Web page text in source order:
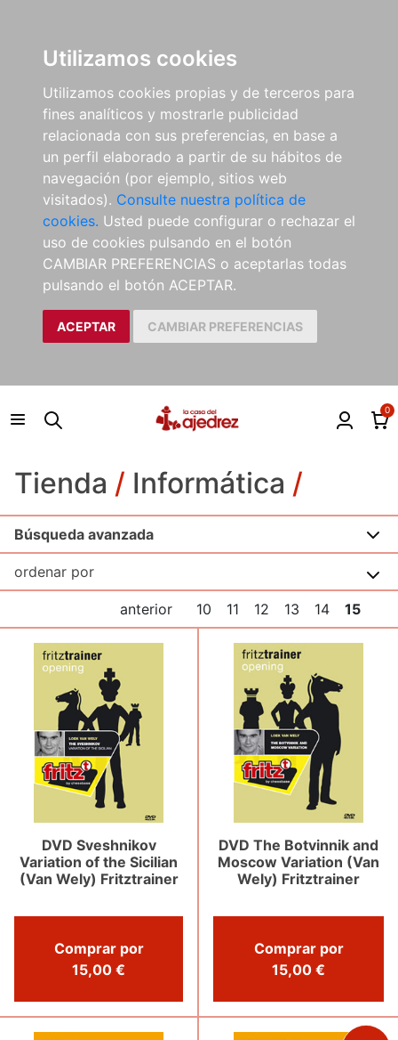
Utilizamos cookies
Utilizamos cookies propias y de terceros para
fines analíticos y mostrarle publicidad
relacionada con sus preferencias, en base a
un perfil elaborado a partir de su hábitos de
navegación (por ejemplo, sitios web
visitados). Consulte nuestra política de
cookies. Usted puede configurar o rechazar el
uso de cookies pulsando en el botón
CAMBIAR PREFERENCIAS o aceptarlas todas
pulsando el botón ACEPTAR.
ACEPTAR CAMBIAR PREFERENCIAS
0
Tienda / Informática /
Búsqueda avanzada
anterior 10 11 12 13 14 15
DVD Sveshnikov
Variation of the Sicilian
(Van Wely) Fritztrainer
Comprar por
15,00 €
DVD The Botvinnik and
Moscow Variation (Van
Wely) Fritztrainer
Comprar por
15,00 €